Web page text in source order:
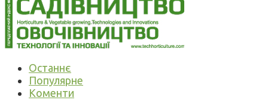
Останнє
Популярне
Коменти